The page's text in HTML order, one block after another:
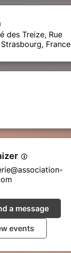
des Treize, Rue
France
a message
events